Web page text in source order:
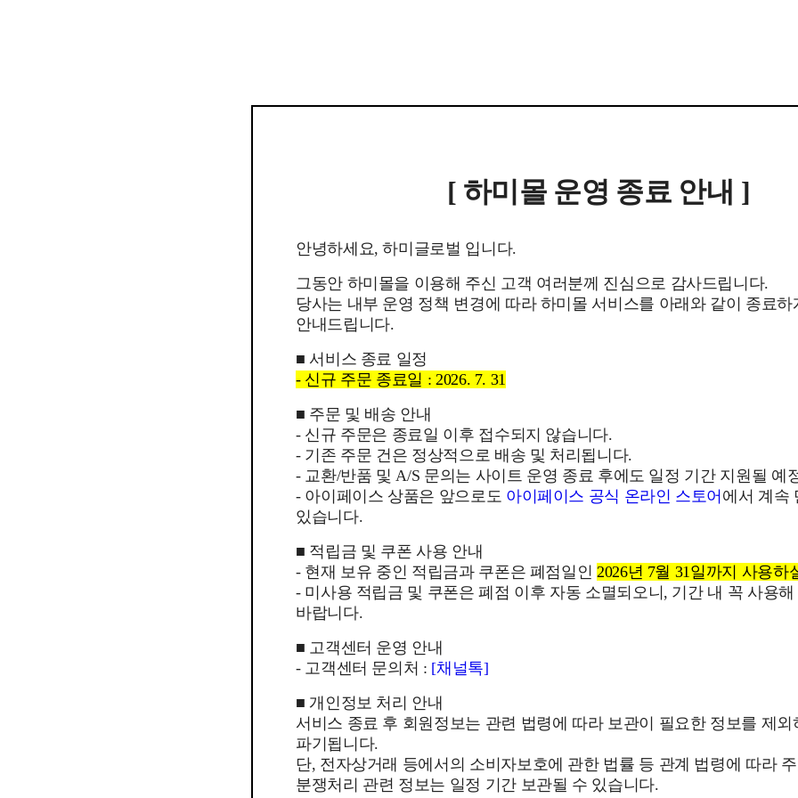
[ 하미몰 운영 종료 안내 ]
안녕하세요, 하미글로벌 입니다.
그동안 하미몰을 이용해 주신 고객 여러분께 진심으로 감사드립니다.
당사는 내부 운영 정책 변경에 따라 하미몰 서비스를 아래와 같이 종료하
안내드립니다.
■ 서비스 종료 일정
- 신규 주문 종료일 : 2026. 7. 31
■ 주문 및 배송 안내
- 신규 주문은 종료일 이후 접수되지 않습니다.
- 기존 주문 건은 정상적으로 배송 및 처리됩니다.
- 교환/반품 및 A/S 문의는 사이트 운영 종료 후에도 일정 기간 지원될 예
- 아이페이스 상품은 앞으로도 아이페이스 공식 온라인 스토어 에서 계속
있습니다.
■ 적립금 및 쿠폰 사용 안내
- 현재 보유 중인 적립금과 쿠폰은 폐점일인 2026년 7월 31일까지 사용하
- 미사용 적립금 및 쿠폰은 폐점 이후 자동 소멸되오니, 기간 내 꼭 사용해
바랍니다.
■ 고객센터 운영 안내
- 고객센터 문의처 : [채널톡]
■ 개인정보 처리 안내
서비스 종료 후 회원정보는 관련 법령에 따라 보관이 필요한 정보를 제외
파기됩니다.
단, 전자상거래 등에서의 소비자보호에 관한 법률 등 관계 법령에 따라
분쟁처리 관련 정보는 일정 기간 보관될 수 있습니다.